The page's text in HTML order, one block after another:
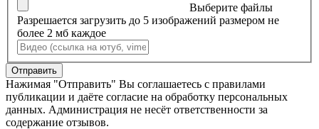
Выберите файлы
Разрешается загрузить до 5 изображений размером не
более 2 мб каждое
Отправить
Нажимая "Отправить" Вы соглашаетесь с правилами
публикации и даёте согласие на обработку персональных
данных. Администрация не несёт ответственности за
содержание отзывов.